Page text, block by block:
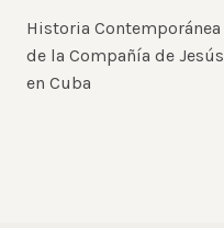
navigation
Historia Contemporánea
de la Compañía de Jesús
en Cuba